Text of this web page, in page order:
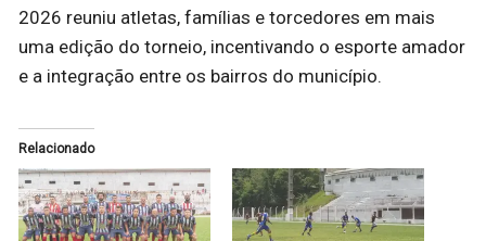
2026 reuniu atletas, famílias e torcedores em mais
uma edição do torneio, incentivando o esporte amador
e a integração entre os bairros do município.
Relacionado